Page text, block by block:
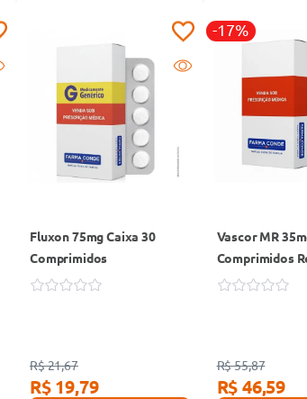
Fluxon 75mg Caixa 30
Comprimidos
R$ 21,67
R$ 19,79
-17%
Vascor MR
Comprimidos
R$ 55,87
R$ 46,59